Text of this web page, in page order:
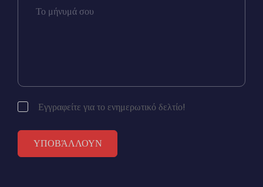
Εγγραφείτε για το ενημερωτικό δελτίο!
ΥΠΟΒΆΛΛΟΥΝ